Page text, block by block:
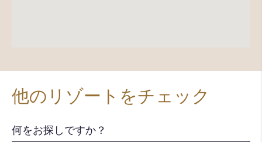
他のリゾートをチェック